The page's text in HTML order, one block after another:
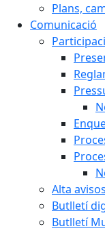
Plans,
Comunicació
Alta
Butlletí
Butlletí